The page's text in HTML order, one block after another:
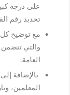
على درجة
تحديد رقم
مع توضيح كل
والتي تتضمن
العامة.
بالإضافة
المعلمين،